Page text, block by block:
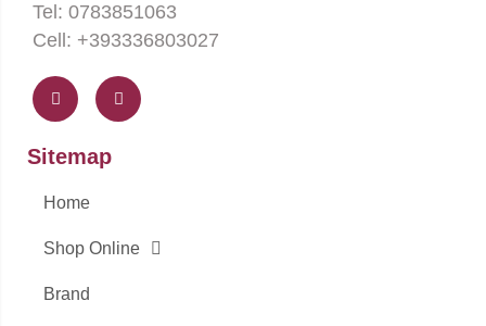
Tel: 0783851063
Cell: +393336803027
a
c
e
b
o
-
f
n
s
t
a
Sitemap
Home
Shop Online
Brand